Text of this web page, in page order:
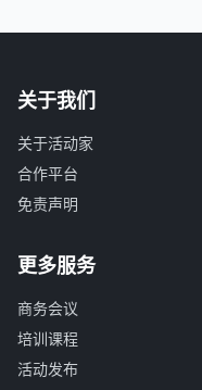
关于我们
关于活动家
合作平台
免责声明
更多服务
商务会议
培训课程
活动发布